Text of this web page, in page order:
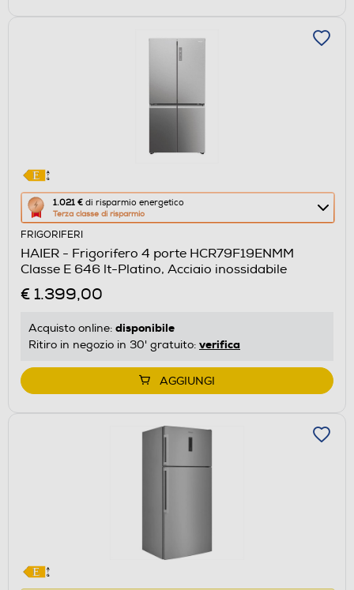
1.021 € di risparmio energetico
Terza classe di risparmio
Questa
azione
aprirà
il
Calcolatore
di
energetico
Youreko.
FRIGORIFERI
HAIER - Frigorifero 4 porte HCR79F19ENMM
Classe E 646 lt-Platino, Acciaio inossidabile
€ 1.399,00
Acquisto online: disponibile
Ritiro in negozio in 30' gratuito: verifica
AGGIUNGI